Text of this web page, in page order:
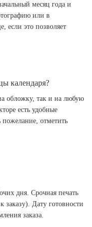
месяц года и
или в
если это позволяет
календаря?
обложку, так и на любую
есть удобные
пожелание, отметить
дня. Срочная печать
заказу). Дату готовности
заказа.